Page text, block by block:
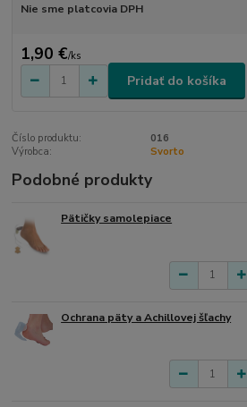
Nie sme platcovia DPH
1,90 €/ks
Pridať do košíka
Číslo produktu:
016
Výrobca:
Svorto
Podobné produkty
Pätičky samolepiace
Ochrana päty a Achillovej šľachy